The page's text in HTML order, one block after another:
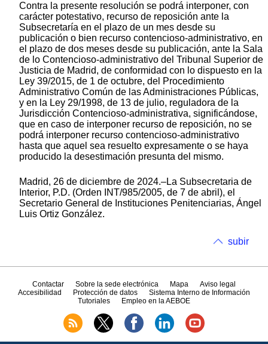
Contra la presente resolución se podrá interponer, con
carácter potestativo, recurso de reposición ante la
Subsecretaría en el plazo de un mes desde su
publicación o bien recurso contencioso-administrativo, en
el plazo de dos meses desde su publicación, ante la Sala
de lo Contencioso-administrativo del Tribunal Superior de
Justicia de Madrid, de conformidad con lo dispuesto en la
Ley 39/2015, de 1 de octubre, del Procedimiento
Administrativo Común de las Administraciones Públicas,
y en la Ley 29/1998, de 13 de julio, reguladora de la
Jurisdicción Contencioso-administrativa, significándose,
que en caso de interponer recurso de reposición, no se
podrá interponer recurso contencioso-administrativo
hasta que aquel sea resuelto expresamente o se haya
producido la desestimación presunta del mismo.
Madrid, 26 de diciembre de 2024.–La Subsecretaria de
Interior, P.D. (Orden INT/985/2005, de 7 de abril), el
Secretario General de Instituciones Penitenciarias, Ángel
Luis Ortiz González.
subir
Contactar Sobre la sede electrónica Mapa
Aviso legal
Accesibilidad
Protección de datos
Sistema Interno de Información
Tutoriales
Empleo en la AEBOE